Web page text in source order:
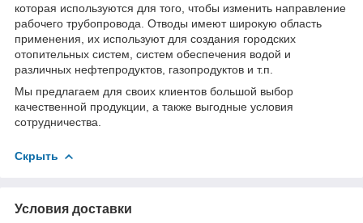
которая используются для того, чтобы изменить направление
рабочего трубопровода. Отводы имеют широкую область
применения, их используют для создания городских
отопительных систем, систем обеспечения водой и
различных нефтепродуктов, газопродуктов и т.п.
Мы предлагаем для своих клиентов большой выбор
качественной продукции, а также выгодные условия
сотрудничества.
Скрыть
Условия доставки